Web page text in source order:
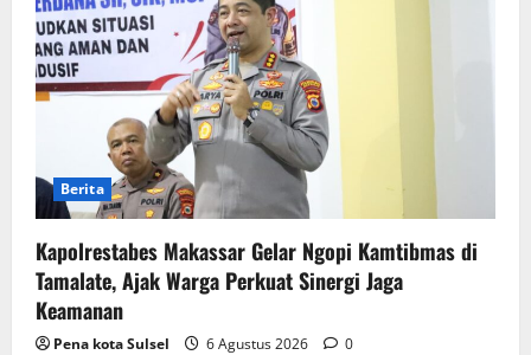
Berita
Kapolrestabes Makassar Gelar Ngopi Kamtibmas di
Tamalate, Ajak Warga Perkuat Sinergi Jaga
Keamanan
Pena kota Sulsel 6 Agustus 2026 0